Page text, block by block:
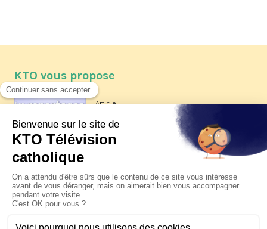
KTO vous propose
Article
Les reportages d'été 2026 de KTO
La visite pastorale du pape Léon
XIV à Assise à suivre sur KTO le
jeudi 6 août